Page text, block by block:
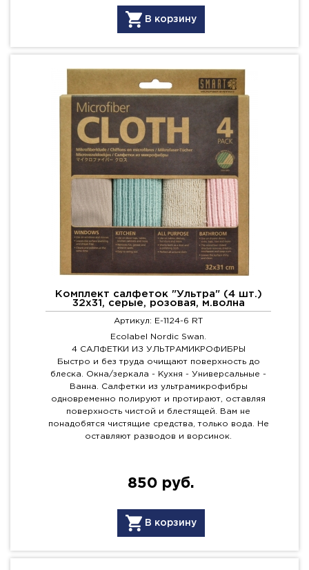
В корзину
Комплект салфеток "Ультра" (4 шт.)
32х31, серые, розовая, м.волна
Артикул: E-1124-6 RT
Ecolabel Nordic Swan.
4 САЛФЕТКИ ИЗ УЛЬТРАМИКРОФИБРЫ
Быстро и без труда очищают поверхность до
блеска. Окна/зеркала - Кухня - Универсальные -
Ванна. Салфетки из ультрамикрофибры
одновременно полируют и протирают, оставляя
поверхность чистой и блестящей. Вам не
понадобятся чистящие средства, только вода. Не
оставляют разводов и ворсинок.
850 руб.
В корзину